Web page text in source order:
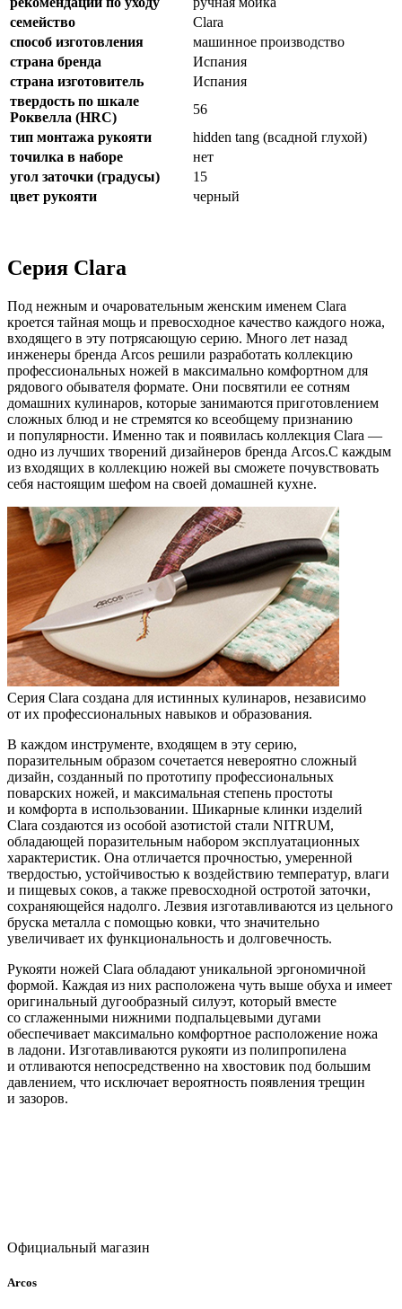
семейство
Clara
способ изготовления
машинное производство
страна бренда
Испания
страна изготовитель
Испания
твердость по шкале
Роквелла (HRC)
56
тип монтажа рукояти
hidden tang (всадной глухой)
точилка в наборе
нет
угол заточки (градусы)
15
цвет рукояти
черный
Серия Clara
Под нежным и очаровательным женским именем Clara
кроется тайная мощь и превосходное качество каждого ножа,
входящего в эту потрясающую серию. Много лет назад
инженеры бренда Arcos решили разработать коллекцию
профессиональных ножей в максимально комфортном для
рядового обывателя формате. Они посвятили ее сотням
домашних кулинаров, которые занимаются приготовлением
сложных блюд и не стремятся ко всеобщему признанию
и популярности. Именно так и появилась коллекция Clara —
одно из лучших творений дизайнеров бренда Arcos.С каждым
из входящих в коллекцию ножей вы сможете почувствовать
себя настоящим шефом на своей домашней кухне.
Серия Clara создана для истинных кулинаров, независимо
от их профессиональных навыков и образования.
В каждом инструменте, входящем в эту серию,
поразительным образом сочетается невероятно сложный
дизайн, созданный по прототипу профессиональных
поварских ножей, и максимальная степень простоты
и комфорта в использовании. Шикарные клинки изделий
Clara создаются из особой азотистой стали NITRUM,
обладающей поразительным набором эксплуатационных
характеристик. Она отличается прочностью, умеренной
твердостью, устойчивостью к воздействию температур, влаги
и пищевых соков, а также превосходной остротой заточки,
сохраняющейся надолго. Лезвия изготавливаются из цельного
бруска металла с помощью ковки, что значительно
увеличивает их функциональность и долговечность.
Рукояти ножей Clara обладают уникальной эргономичной
формой. Каждая из них расположена чуть выше обуха и имеет
оригинальный дугообразный силуэт, который вместе
со сглаженными нижними подпальцевыми дугами
обеспечивает максимально комфортное расположение ножа
в ладони. Изготавливаются рукояти из полипропилена
и отливаются непосредственно на хвостовик под большим
давлением, что исключает вероятность появления трещин
и зазоров.
Официальный магазин
Arcos